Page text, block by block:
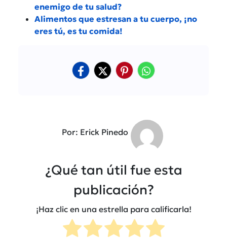
enemigo de tu salud?
Alimentos que estresan a tu cuerpo, ¡no
eres tú, es tu comida!
Por: Erick Pinedo
¿Qué tan útil fue esta
publicación?
¡Haz clic en una estrella para calificarla!